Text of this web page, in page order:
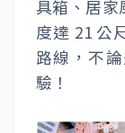
具箱、居家
度達 21 公
路線，不
驗！